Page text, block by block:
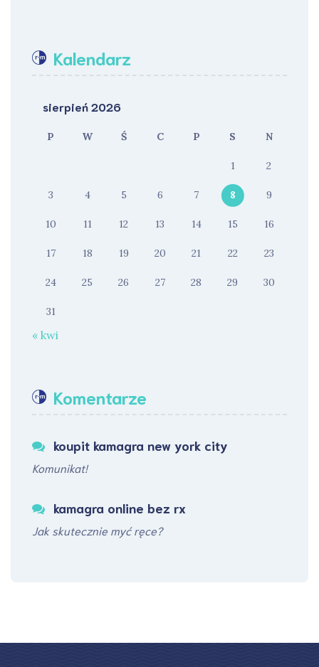
Kalendarz
sierpień 2026
P W Ś C P S N
1 2
3 4 5 6 7 8 9
10 11 12 13 14 15 16
17 18 19 20 21 22 23
24 25 26 27 28 29 30
31
« kwi
Komentarze
koupit kamagra new york city
Komunikat!
kamagra online bez rx
Jak skutecznie myć ręce?